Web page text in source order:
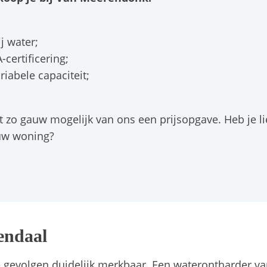
water;
certificering;
capaciteit;
gauw mogelijk van ons een prijsopgave. Heb je
woning?